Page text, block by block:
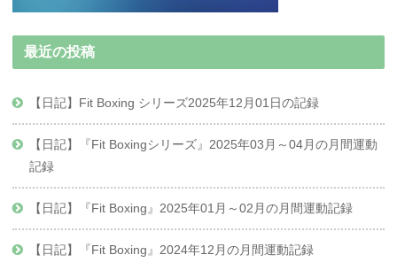
最近の投稿
【日記】Fit Boxing シリーズ2025年12月01日の記録
【日記】『Fit Boxingシリーズ』2025年03月～04月の月間運動
記録
【日記】『Fit Boxing』2025年01月～02月の月間運動記録
【日記】『Fit Boxing』2024年12月の月間運動記録